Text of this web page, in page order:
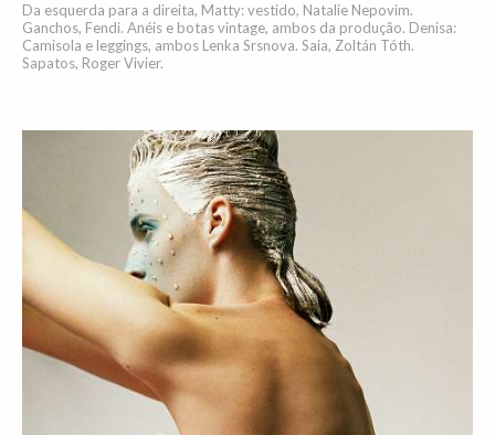
Da esquerda para a direita, Matty: vestido, Natalie Nepovim.
Ganchos, Fendi. Anéis e botas vintage, ambos da produção. Denisa:
Camisola e leggings, ambos Lenka Srsnova. Saia, Zoltán Tóth.
Sapatos, Roger Vivier.